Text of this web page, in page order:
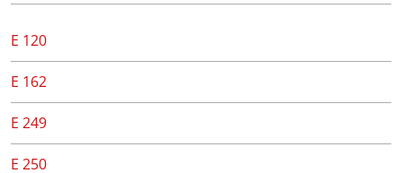
E 120
E 162
E 249
E 250